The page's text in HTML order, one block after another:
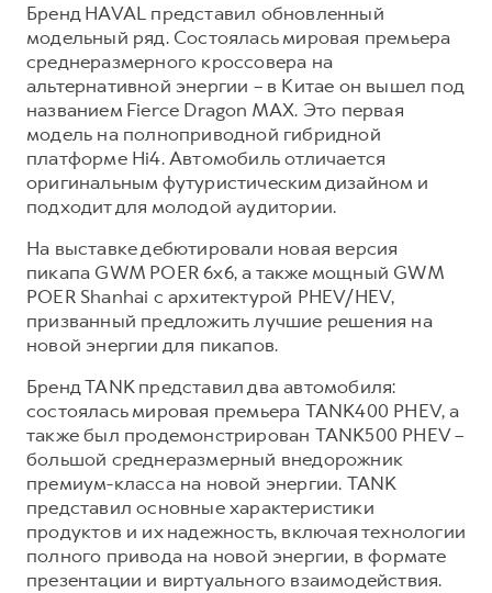
Бренд HAVAL представил обновленный
модельный ряд. Состоялась мировая премьера
среднеразмерного кроссовера на
альтернативной энергии – в Китае он вышел под
названием Fierce Dragon MAX. Это первая
модель на полноприводной гибридной
платформе Hi4. Автомобиль отличается
оригинальным футуристическим дизайном и
подходит для молодой аудитории.
На выставке дебютировали новая версия
пикапа GWM POER 6х6, а также мощный GWM
POER Shanhai с архитектурой PHEV/HEV,
призванный предложить лучшие решения на
новой энергии для пикапов.
Бренд TANK представил два автомобиля:
состоялась мировая премьера TANK400 PHEV, а
также был продемонстрирован TANK500 PHEV –
большой среднеразмерный внедорожник
премиум-класса на новой энергии. TANK
представил основные характеристики
продуктов и их надежность, включая технологии
полного привода на новой энергии, в формате
презентации и виртуального взаимодействия.